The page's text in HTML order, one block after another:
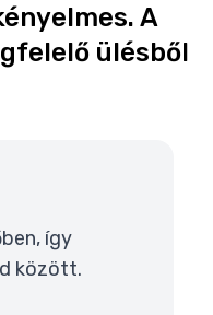
A
ülésből
így
között.